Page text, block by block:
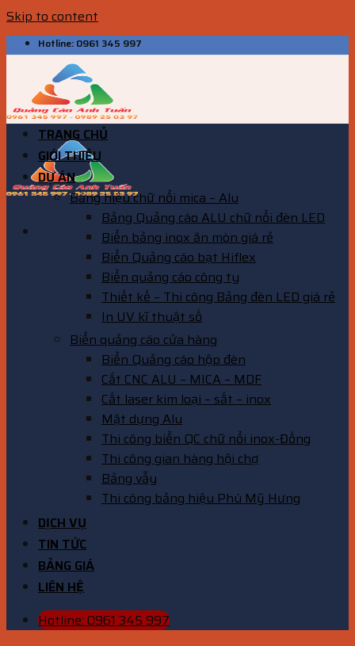
Skip to content
Hotline: 0961 345 997
TRANG CHỦ
GIỚI THIỆU
DỰ ÁN
Bảng hiệu chữ nổi mica – Alu
Bảng Quảng cáo ALU chữ nổi đèn LED
Biển bảng inox ăn mòn giá rẻ
Biển Quảng cáo bạt Hiflex
Biển quảng cáo công ty
Thiết kế – Thi công Bảng đèn LED giá rẻ
In UV kĩ thuật số
Biển quảng cáo cửa hàng
Biển Quảng cáo hộp đèn
Cắt CNC ALU – MICA – MDF
Cắt laser kim loại – sắt – inox
Mặt dựng Alu
Thi công biển QC chữ nổi inox-Đồng
Thi công gian hàng hội chợ
Bảng vẫy
Thi công bảng hiệu Phú Mỹ Hưng
DỊCH VỤ
TIN TỨC
BẢNG GIÁ
LIÊN HỆ
Hotline: 0961 345 997